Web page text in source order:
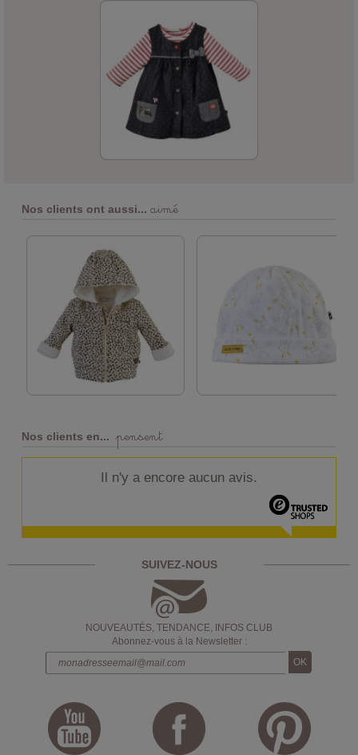
Nos clients ont aussi... aimé
Nos clients en... pensent
Il n'y a encore aucun avis.
SUIVEZ-NOUS
NOUVEAUTÉS, TENDANCE, INFOS CLUB
Abonnez-vous à la Newsletter :